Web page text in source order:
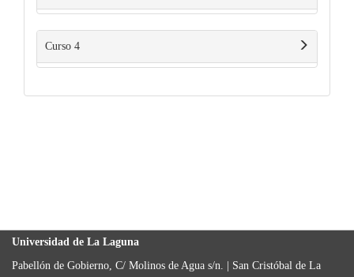
Curso 4
Universidad de La Laguna
Pabellón de Gobierno, C/ Molinos de Agua s/n. | San Cristóbal de La